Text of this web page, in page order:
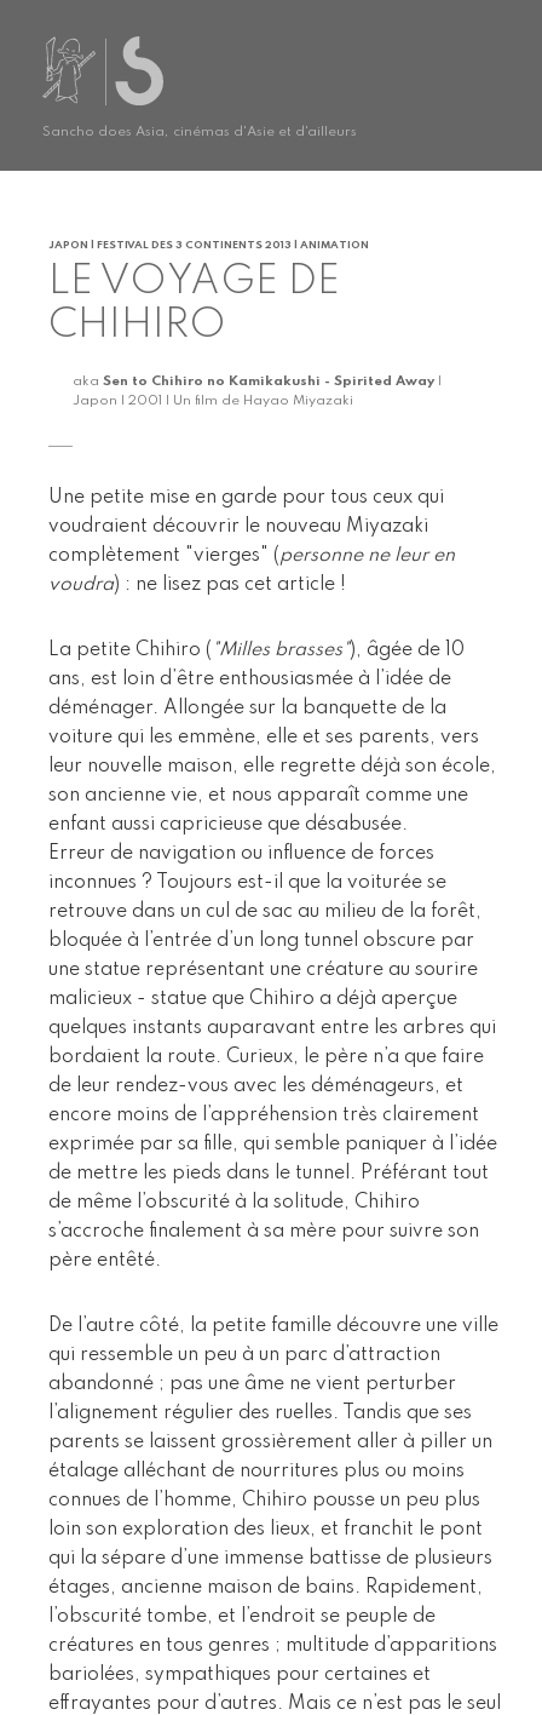
Sancho does Asia, cinémas d'Asie et d'ailleurs
JAPON | FESTIVAL DES 3 CONTINENTS 2013 | ANIMATION
LE VOYAGE DE
CHIHIRO
aka Sen to Chihiro no Kamikakushi - Spirited Away
Japon | 2001 | Un film de Hayao Miyazaki
Une petite mise en garde pour tous ceux qui
voudraient découvrir le nouveau Miyazaki
complètement "vierges" (personne ne leur en
voudra) : ne lisez pas cet article !
La petite Chihiro ( "Milles brasses"), âgée de 10
ans, est loin d’être enthousiasmée à l’idée de
déménager. Allongée sur la banquette de la
voiture qui les emmène, elle et ses parents, vers
leur nouvelle maison, elle regrette déjà son école,
son ancienne vie, et nous apparaît comme une
enfant aussi capricieuse que désabusée.
Erreur de navigation ou influence de forces
inconnues ? Toujours est-il que la voiturée se
retrouve dans un cul de sac au milieu de la forêt,
bloquée à l’entrée d’un long tunnel obscure par
une statue représentant une créature au sourire
malicieux - statue que Chihiro a déjà aperçue
quelques instants auparavant entre les arbres qui
bordaient la route. Curieux, le père n’a que faire
de leur rendez-vous avec les déménageurs, et
encore moins de l’appréhension très clairement
exprimée par sa fille, qui semble paniquer à l’idée
de mettre les pieds dans le tunnel. Préférant tout
de même l’obscurité à la solitude, Chihiro
s’accroche finalement à sa mère pour suivre son
père entêté.
De l’autre côté, la petite famille découvre une ville
qui ressemble un peu à un parc d’attraction
abandonné ; pas une âme ne vient perturber
l’alignement régulier des ruelles. Tandis que ses
parents se laissent grossièrement aller à piller un
étalage alléchant de nourritures plus ou moins
connues de l’homme, Chihiro pousse un peu plus
loin son exploration des lieux, et franchit le pont
qui la sépare d’une immense battisse de plusieurs
étages, ancienne maison de bains. Rapidement,
l’obscurité tombe, et l’endroit se peuple de
créatures en tous genres ; multitude d’apparitions
bariolées, sympathiques pour certaines et
effrayantes pour d’autres. Mais ce n’est pas le seul